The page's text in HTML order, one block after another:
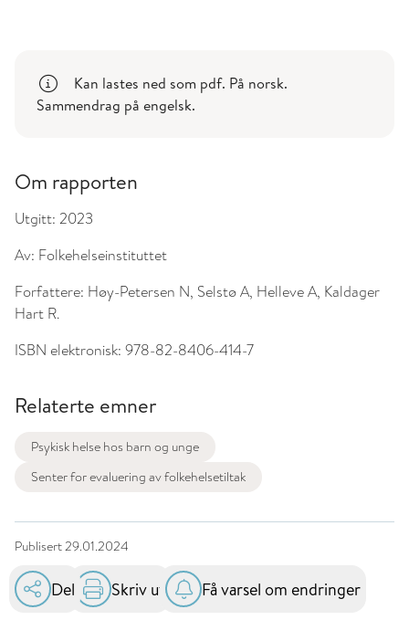
Kan lastes ned som pdf. På norsk.
Sammendrag på engelsk.
Om rapporten
Utgitt: 2023
Av: Folkehelseinstituttet
Forfattere: Høy-Petersen N, Selstø A, Helleve A, Kaldager
Hart R.
ISBN elektronisk: 978-82-8406-414-7
Relaterte emner
Psykisk helse hos barn og unge
Senter for evaluering av folkehelsetiltak
Publisert29.01.2024
Del Skriv ut Få varsel om endringer